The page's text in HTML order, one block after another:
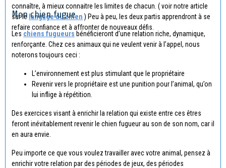
connaître, à mieux connaitre les limites de chacun. ( voir notre article
sur le langage du chien ) Peu à peu, les deux partis apprendront à se
refaire confiance et à affronter de nouveaux défis.
Mon chien fugue
Les chiens fugueurs bénéficieront d’une relation riche, dynamique,
renforçante. Chez ces animaux qui ne veulent venir à l’appel, nous
noterons toujours ceci :
L’environnement est plus stimulant que le propriétaire
Revenir vers le propriétaire est une punition pour l’animal, qu’on
lui inflige à répétition.
Des exercices visant à enrichir la relation qui existe entre ces êtres
feront inévitablement revenir le chien fugueur au son de son nom, car il
en aura envie.
Peu importe ce que vous voulez travailler avec votre animal, pensez à
enrichir votre relation par des périodes de jeux, des périodes